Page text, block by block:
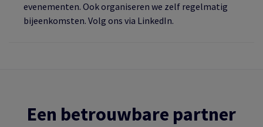
evenementen. Ook organiseren we zelf regelmatig
bijeenkomsten. Volg ons via LinkedIn.
Een betrouwbare partner